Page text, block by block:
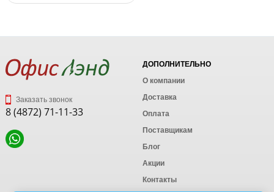
Заказать звонок
8 (4872) 71-11-33
ДОПОЛНИТЕЛЬНО
О компании
Доставка
Оплата
Поставщикам
Блог
Акции
Контакты